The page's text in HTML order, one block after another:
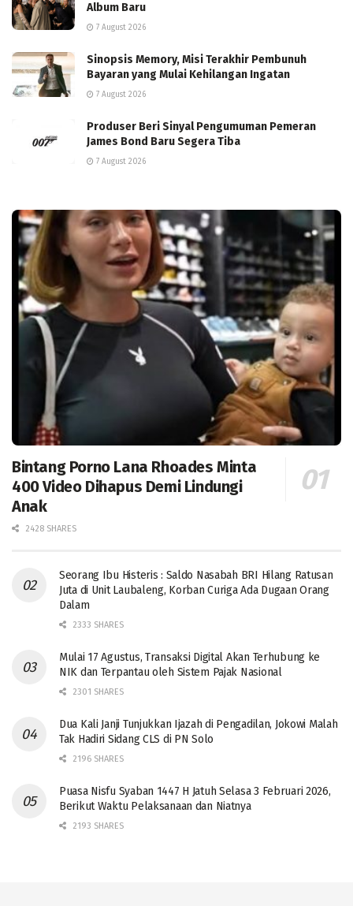
Album Baru
7 August 2026
Sinopsis Memory, Misi Terakhir Pembunuh
Bayaran yang Mulai Kehilangan Ingatan
7 August 2026
Produser Beri Sinyal Pengumuman Pemeran
James Bond Baru Segera Tiba
7 August 2026
Bintang Porno Lana Rhoades Minta
400 Video Dihapus Demi Lindungi
Anak
2428 SHARES
Seorang Ibu Histeris : Saldo Nasabah BRI Hilang Ratusan
Juta di Unit Laubaleng, Korban Curiga Ada Dugaan Orang
Dalam
2333 SHARES
Mulai 17 Agustus, Transaksi Digital Akan Terhubung ke
NIK dan Terpantau oleh Sistem Pajak Nasional
2301 SHARES
Dua Kali Janji Tunjukkan Ijazah di Pengadilan, Jokowi Malah
Tak Hadiri Sidang CLS di PN Solo
2196 SHARES
Puasa Nisfu Syaban 1447 H Jatuh Selasa 3 Februari 2026,
Berikut Waktu Pelaksanaan dan Niatnya
2193 SHARES